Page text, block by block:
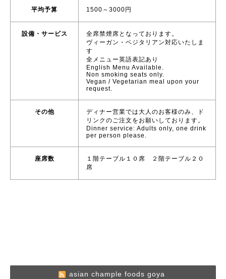
平均予算 1500～3000円
設備・サービス
全席禁煙席となっております。
ヴィーガン・ベジタリアン対応いたしま
す
全メニュー英語表記あり
English Menu Available.
Non smoking seats only.
Vegan / Vegetarian meal upon your
request.
その他
ディナー営業では大人のお客様のみ、ド
リンクのご注文をお願いしております。
Dinner service: Adults only, one drink
per person please.
座席数
１階テーブル１０席 ２階テーブル２０
席
asian chample foods goya